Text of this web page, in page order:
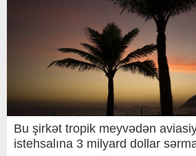
Bu şirkət tropik meyvədən
istehsalına 3 milyard dollar